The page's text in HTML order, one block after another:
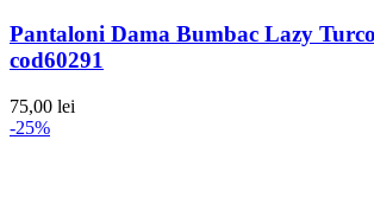
Pantaloni Dama Bumbac Lazy
cod60291
75,00 lei
-25%